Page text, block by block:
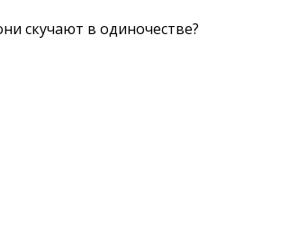
скучают в одиночестве?